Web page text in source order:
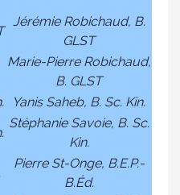
Jérémie Robichaud, B.
GLST
Marie-Pierre Robichaud,
B. GLST
Yanis Saheb, B. Sc. Kin.
Stéphanie Savoie, B. Sc.
Kin.
Pierre St-Onge, B.E.P.-
B.Éd.